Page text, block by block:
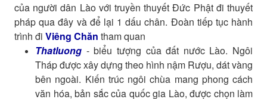
của người dân Lào với truyền thuyết Đức Phật đi thuyết
pháp qua đây và để lại 1 dấu chân. Đoàn tiếp tục hành
trình đi Viêng Chăn tham quan
Thatluong - biểu tượng của đất nước Lào. Ngôi
Tháp được xây dựng theo hình nậm Rượu, dát vàng
bên ngoài. Kiến trúc ngôi chùa mang phong cách
văn hóa, bản sắc của quốc gia Lào, được chọn làm